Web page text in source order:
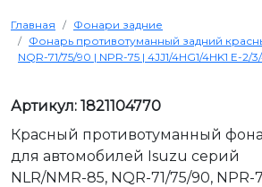
Главная
Фонари задние
Фонарь противотуманный задний
NQR-71/75/90 | NPR-75 | 4JJ1/4HG1/4HK1 Е-2/
Артикул: 1821104770
Красный противотуманный
для автомобилей Isuzu серий
NLR/NMR-85, NQR-71/75/90, NPR-